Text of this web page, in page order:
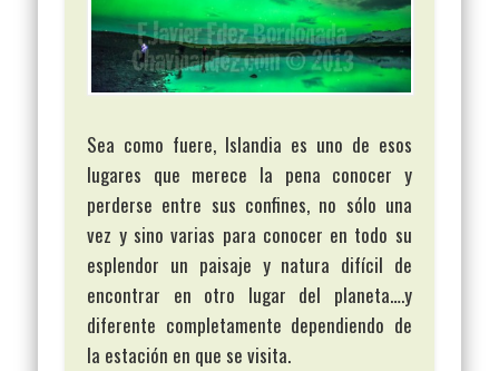
Sea como fuere, Islandia es uno de esos
lugares que merece la pena conocer y
perderse entre sus confines, no sólo una
vez y sino varias para conocer en todo su
esplendor un paisaje y natura difícil de
encontrar en otro lugar del planeta….y
diferente completamente dependiendo de
la estación en que se visita.